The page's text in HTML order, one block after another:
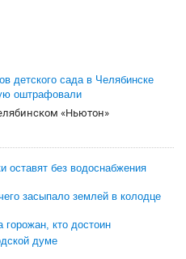
детского сада в Челябинске
оштрафовали
«Ньютон»
оставят без водоснабжения
засыпало землей в колодце
кто достоин
думе